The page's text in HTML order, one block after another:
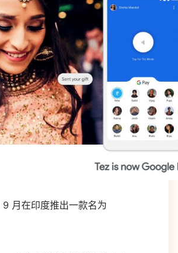
月在印度推出一款名为